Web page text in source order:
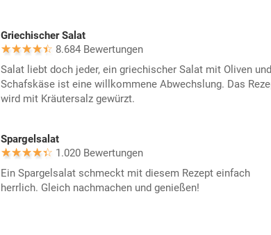
Griechischer Salat
8.684 Bewertungen
Salat liebt doch jeder, ein griechischer Salat mit Oliven und
Schafskäse ist eine willkommene Abwechslung. Das
wird mit Kräutersalz gewürzt.
Spargelsalat
1.020 Bewertungen
Ein Spargelsalat schmeckt mit diesem Rezept einfach
herrlich. Gleich nachmachen und genießen!